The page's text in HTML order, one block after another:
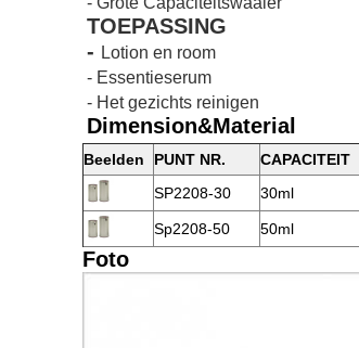
TOEPASSING
- Lotion en room
- Essentieserum
- Het gezichts reinigen
Dimension&Material
Beelden PUNT NR. CAPACITEIT
SP2208-30
30ml
Sp2208-50 50ml
Foto